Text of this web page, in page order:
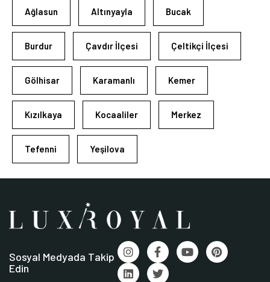
Ağlasun Altınyayla Bucak
Burdur Çavdır İlçesi Çeltikçi İlçesi
Gölhisar Karamanlı Kemer
Kızılkaya Kocaaliler Merkez
Tefenni Yeşilova
Sosyal Medyada Takip
Edin